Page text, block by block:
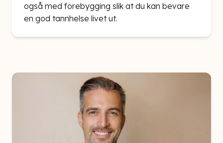
også med forebygging slik at du kan bevare
en god tannhelse livet ut.